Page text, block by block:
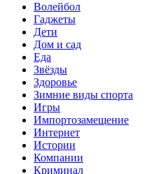
Волейбол
Гаджеты
Дети
Дом и сад
Еда
Звёзды
Здоровье
Зимние виды спорта
Игры
Импортозамещение
Интернет
Истории
Компании
Криминал